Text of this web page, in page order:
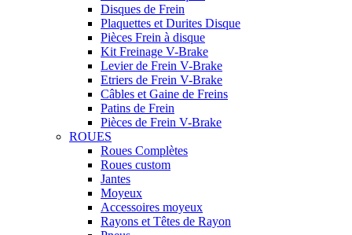
Disques de Frein
Plaquettes et Durites Disque
Pièces Frein à disque
Kit Freinage V-Brake
Levier de Frein V-Brake
Etriers de Frein V-Brake
Câbles et Gaine de Freins
Patins de Frein
Pièces de Frein V-Brake
ROUES
Roues Complètes
Roues custom
Jantes
Moyeux
Accessoires moyeux
Rayons et Têtes de Rayon